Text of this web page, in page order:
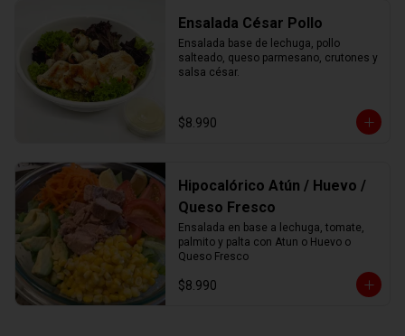
Ensalada César Pollo
Ensalada base de lechuga, pollo
salteado, queso parmesano, crutones y
salsa césar.
$8.990
Hipocalórico Atún / Huevo /
Queso Fresco
Ensalada en base a lechuga, tomate,
palmito y palta con Atun o Huevo o
Queso Fresco
$8.990